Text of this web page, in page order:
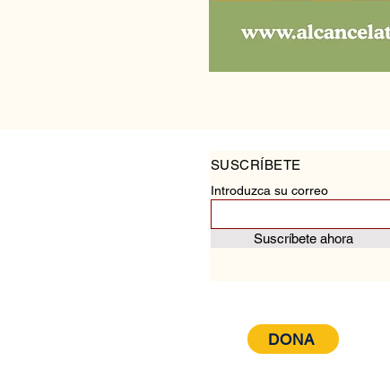
SUSCRÍBETE
Introduzca su correo
Suscríbete ahora
DONA